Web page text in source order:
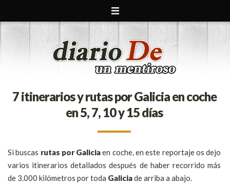
7 itinerarios y rutas por Galicia en coche
en 5, 7, 10 y 15 días
Si buscas rutas por Galiciaen coche, en este reportaje os dejo
varios itinerarios detallados después de haber recorrido más
de 3.000 kilómetros por toda Galiciade arriba a abajo.